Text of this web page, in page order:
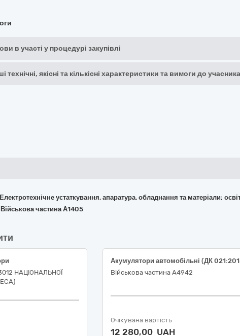
в участі у процедурі закупівлі
технічні, якісні та кількісні характеристики та вимоги до учасника
Електротехнічне устаткування, апаратура, обладнання та матеріали;
Військова частина А1405
НАЦІОНАЛЬНОЇ
Військова частина А4942
Очікувана вартість
12 280,00 UAH